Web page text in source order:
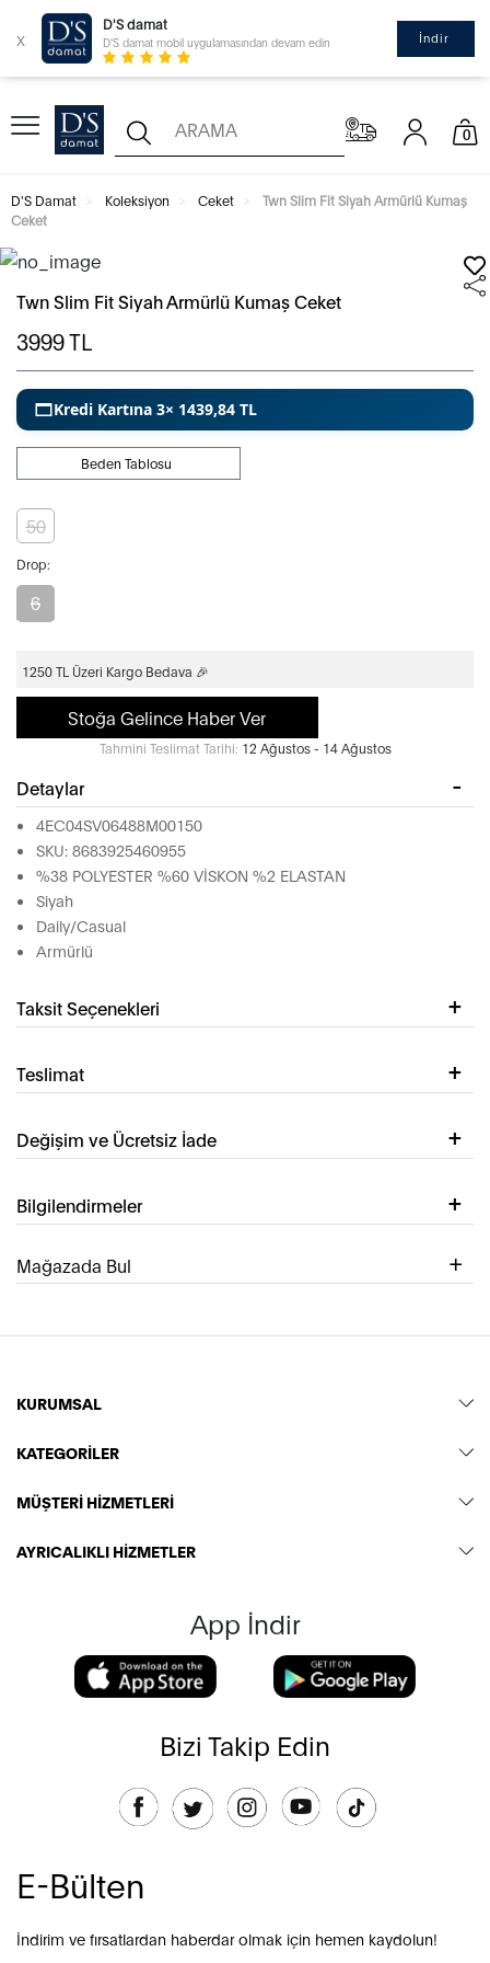
x
D'S damat
D'S damat mobil uygulamasından devam edin İndir
0
D'S Damat Koleksiyon Ceket
Twn Slim Fit Siyah Armürlü Kumaş
Ceket
Twn Slim Fit Siyah Armürlü Kumaş Ceket
3999TL
Kredi Kartına 3× 1439,84 TL
Beden Tablosu
50
Drop:
6
1250 TL Üzeri Kargo Bedava 🎉
Stoğa Gelince Haber Ver
Tahmini Teslimat Tarihi: 12 Ağustos - 14 Ağustos
Detaylar
4EC04SV06488M00150
SKU: 8683925460955
%38 POLYESTER %60 VİSKON %2 ELASTAN
Siyah
Daily/Casual
Armürlü
Taksit Seçenekleri
Teslimat
Değişim ve Ücretsiz İade
Bilgilendirmeler
Mağazada Bul
KURUMSAL
KATEGORİLER
MÜŞTERİ HİZMETLERİ
AYRICALIKLI HİZMETLER
App İndir
Bizi Takip Edin
E-Bülten
İndirim ve fırsatlardan haberdar olmak için hemen kaydolun!